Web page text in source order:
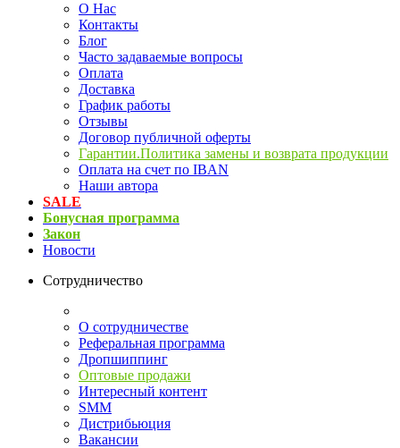
О Нас
Контакты
Блог
Часто задаваемые вопросы
Оплата
Доставка
График работы
Отзывы
Договор публичной оферты
Гарантии.Политика замены и возврата продукции
Оплата на счет по IBAN
Наши автора
SALE
Бонусная программа
Закон
Новости
Сотрудничество
О сотрудничестве
Реферальная программа
Дропшиппинг
Оптовые продажи
Интересный контент
SMM
Дистрибьюция
Вакансии